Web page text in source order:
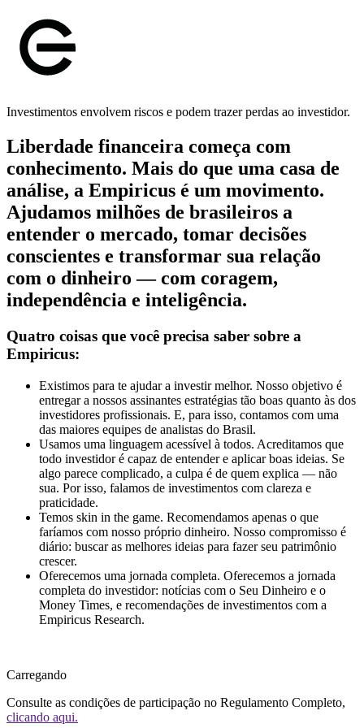
Investimentos envolvem riscos e podem trazer perdas ao investidor.
Liberdade financeira começa com
conhecimento. Mais do que uma casa de
análise, a Empiricus é um movimento.
Ajudamos milhões de brasileiros a
entender o mercado, tomar decisões
conscientes e transformar sua relação
com o dinheiro — com coragem,
independência e inteligência.
Quatro coisas que você precisa saber sobre a
Empiricus:
Existimos para te ajudar a investir melhor. Nosso objetivo é
entregar a nossos assinantes estratégias tão boas quanto às dos
investidores profissionais. E, para isso, contamos com uma
das maiores equipes de analistas do Brasil.
Usamos uma linguagem acessível à todos. Acreditamos que
todo investidor é capaz de entender e aplicar boas ideias. Se
algo parece complicado, a culpa é de quem explica — não
sua. Por isso, falamos de investimentos com clareza e
praticidade.
Temos skin in the game. Recomendamos apenas o que
faríamos com nosso próprio dinheiro. Nosso compromisso é
diário: buscar as melhores ideias para fazer seu patrimônio
crescer.
Oferecemos uma jornada completa. Oferecemos a jornada
completa do investidor: notícias com o Seu Dinheiro e o
Money Times, e recomendações de investimentos com a
Empiricus Research.
Carregando
Consulte as condições de participação no Regulamento Completo,
clicando aqui.